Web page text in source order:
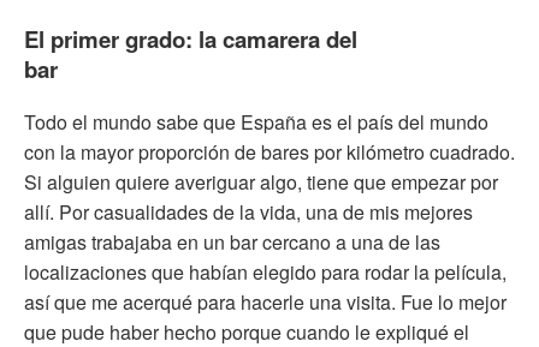
El primer grado: la camarera del
bar
Todo el mundo sabe que España es el país del mundo
con la mayor proporción de bares por kilómetro cuadrado.
Si alguien quiere averiguar algo, tiene que empezar por
allí. Por casualidades de la vida, una de mis mejores
amigas trabajaba en un bar cercano a una de las
localizaciones que habían elegido para rodar la película,
así que me acerqué para hacerle una visita. Fue lo mejor
que pude haber hecho porque cuando le expliqué el